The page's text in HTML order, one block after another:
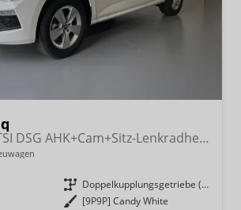
Selection 1.0 TSI DSG AHK+Cam+Sitz-Lenkradheiz+Sunset+Kessy+AppConnect+Alu16
Getriebe
Doppelkupplungsgetriebe (DSG)
Außenfarbe [9P9P] Candy White